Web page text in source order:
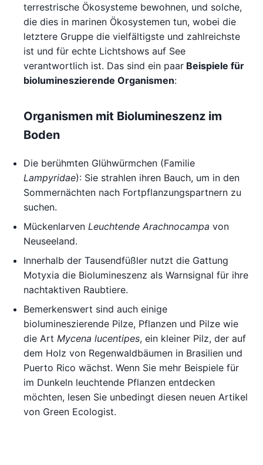
terrestrische Ökosysteme bewohnen, und solche,
die dies in marinen Ökosystemen tun, wobei die
letztere Gruppe die vielfältigste und zahlreichste
ist und für echte Lichtshows auf See
verantwortlich ist. Das sind ein paar Beispiele für
biolumineszierende Organismen:
Organismen mit Biolumineszenz im
Boden
Die berühmten Glühwürmchen (Familie
Lampyridae): Sie strahlen ihren Bauch, um in den
Sommernächten nach Fortpflanzungspartnern zu
suchen.
Mückenlarven Leuchtende Arachnocampa von
Neuseeland.
Innerhalb der Tausendfüßler nutzt die Gattung
Motyxia die Biolumineszenz als Warnsignal für ihre
nachtaktiven Raubtiere.
Bemerkenswert sind auch einige
biolumineszierende Pilze, Pflanzen und Pilze wie
die Art Mycena lucentipes, ein kleiner Pilz, der auf
dem Holz von Regenwaldbäumen in Brasilien und
Puerto Rico wächst. Wenn Sie mehr Beispiele für
im Dunkeln leuchtende Pflanzen entdecken
möchten, lesen Sie unbedingt diesen neuen Artikel
von Green Ecologist.